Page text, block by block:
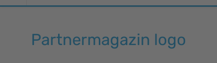
Patientengeschichten
Partnermagazin logo